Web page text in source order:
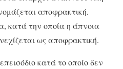
αποφρακτική.
κατά την οποία η άπνοια
ως αποφρακτική.
κατά το οποίο δεν